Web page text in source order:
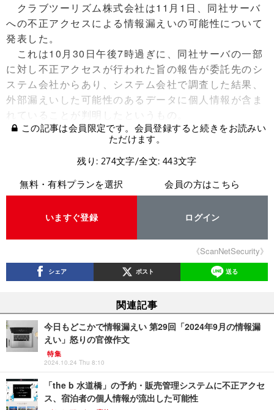
クラブツーリズム株式会社は11月1日、同社サーバ
への不正アクセスによる情報漏えいの可能性について
発表した。
これは10月30日午後7時過ぎに、同社サーバの一部
に対し不正アクセスが行われた旨の報告が委託先のシ
ステム会社からあり、システム会社で調査した結果、
外部漏えいした可能性のあるデータに個人情報が含ま
れていることが判明したというもの。
この記事は会員限定です。会員登録すると続きをお読みい
ただけます。
残り: 274文字/全文: 443文字
無料・有料プランを選択
いますぐ登録
会員の方はこちら
ログイン
《ScanNetSecurity》
シェア ポスト 送る
関連記事
今日もどこかで情報漏えい 第29回「2024年9月の情報漏
えい」怒りの官僚作文
特集
2024.10.24 Thu 8:10
「the b 水道橋」の予約・販売管理システムに不正アクセ
ス、宿泊者の個人情報が流出した可能性